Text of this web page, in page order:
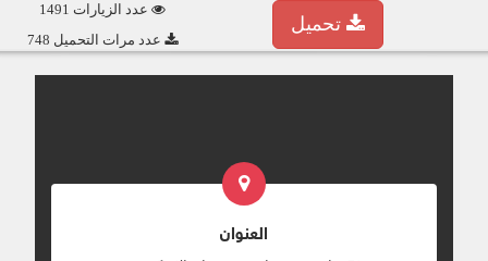
عدد الزيارات 1491
عدد مرات التحميل 748
تحميل
العنوان